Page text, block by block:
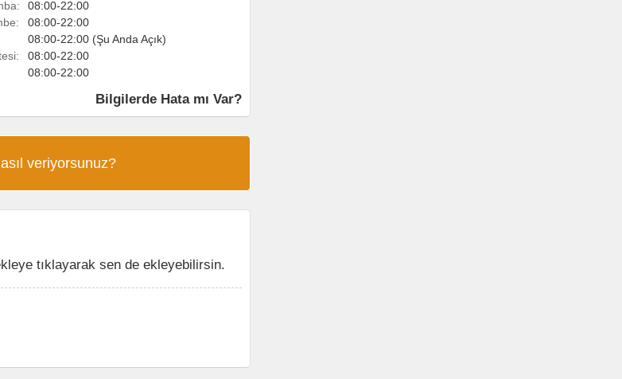
08:00-22:00
08:00-22:00
08:00-22:00 (Şu Anda Açık)
08:00-22:00
08:00-22:00
Bilgilerde Hata mı Var?
veriyorsunuz?
tıklayarak sen de ekleyebilirsin.